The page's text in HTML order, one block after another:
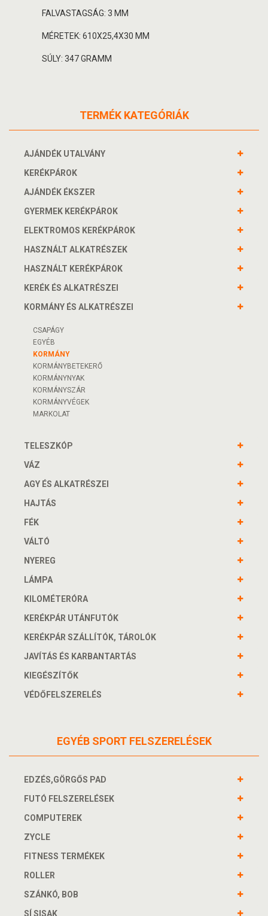
FALVASTAGSÁG: 3 MM
MÉRETEK: 610X25,4X30 MM
SÚLY: 347 GRAMM
TERMÉK KATEGÓRIÁK
AJÁNDÉK UTALVÁNY
KERÉKPÁROK
AJÁNDÉK ÉKSZER
GYERMEK KERÉKPÁROK
ELEKTROMOS KERÉKPÁROK
HASZNÁLT ALKATRÉSZEK
HASZNÁLT KERÉKPÁROK
KERÉK ÉS ALKATRÉSZEI
KORMÁNY ÉS ALKATRÉSZEI
CSAPÁGY
EGYÉB
KORMÁNY
KORMÁNYBETEKERŐ
KORMÁNYNYAK
KORMÁNYSZÁR
KORMÁNYVÉGEK
MARKOLAT
TELESZKÓP
VÁZ
AGY ÉS ALKATRÉSZEI
HAJTÁS
FÉK
VÁLTÓ
NYEREG
LÁMPA
KILOMÉTERÓRA
KERÉKPÁR UTÁNFUTÓK
KERÉKPÁR SZÁLLÍTÓK, TÁROLÓK
JAVÍTÁS ÉS KARBANTARTÁS
KIEGÉSZÍTŐK
VÉDŐFELSZERELÉS
EGYÉB SPORT FELSZERELÉSEK
EDZÉS,GÖRGŐS PAD
FUTÓ FELSZERELÉSEK
COMPUTEREK
ZYCLE
FITNESS TERMÉKEK
ROLLER
SZÁNKÓ, BOB
SÍ SISAK